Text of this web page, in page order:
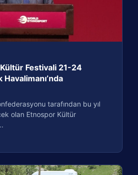
Festivali 21-24
Havalimanı’nda
tarafından bu yıl
olan Etnospor Kültür